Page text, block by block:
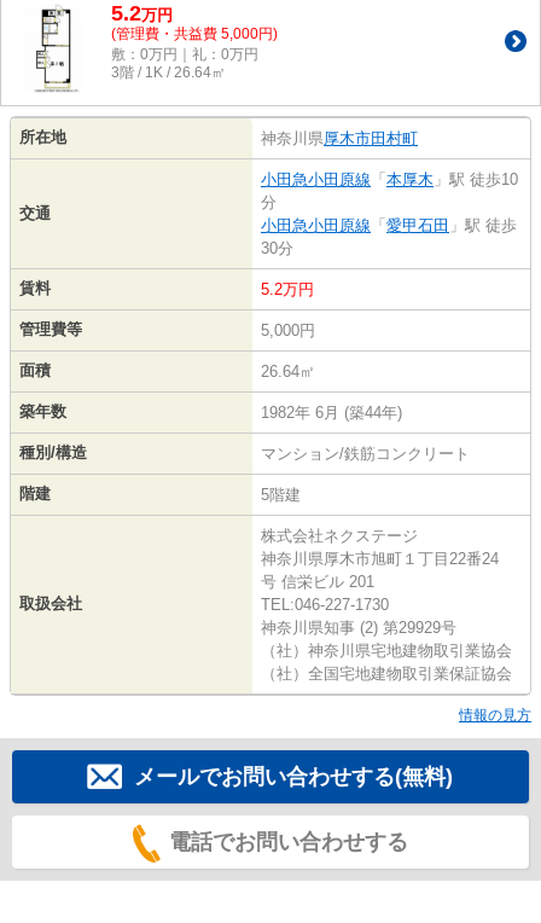
5.2万円
(管理費・共益費 5,000円)
敷：0万円｜礼：0万円
3階 / 1K / 26.64㎡
所在地 神奈川県厚木市田村町
交通
小田急小田原線 「 本厚木 」駅 徒歩10
分
小田急小田原線 「 愛甲石田 」駅 徒歩
30分
賃料 5.2万円
管理費等 5,000円
面積 26.64㎡
築年数 1982年 6月 (築44年)
種別/構造 マンション/鉄筋コンクリート
階建 5階建
取扱会社
株式会社ネクステージ
神奈川県厚木市旭町１丁目22番24
号 信栄ビル 201
TEL:046-227-1730
神奈川県知事 (2) 第29929号
（社）神奈川県宅地建物取引業協会
（社）全国宅地建物取引業保証協会
情報の見方
メールでお問い合わせする(無料)
電話でお問い合わせする